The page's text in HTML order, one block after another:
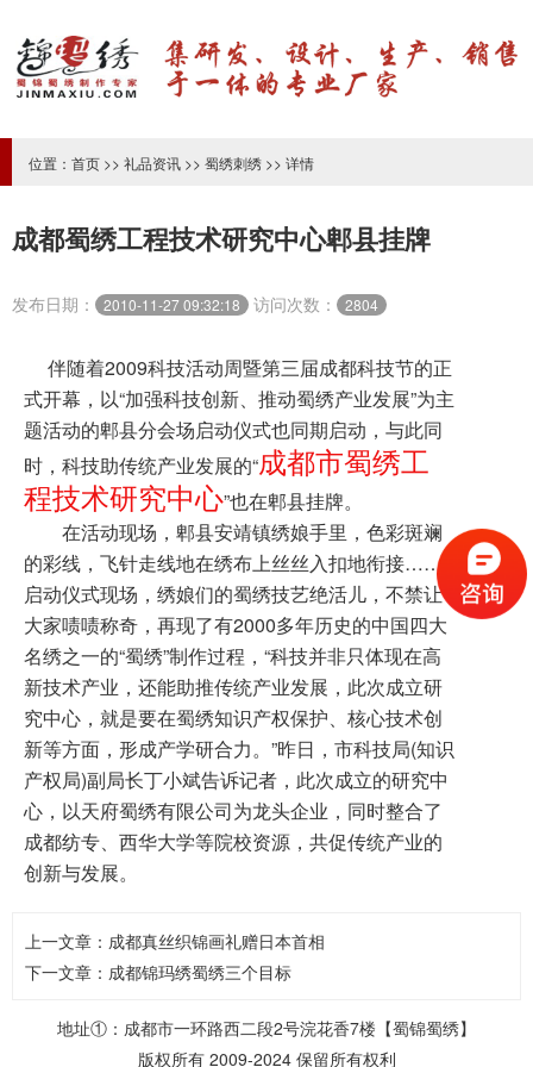
位置： 首页 >> 礼品资讯 >> 蜀绣刺绣 >> 详情
成都蜀绣工程技术研究中心郫县挂牌
发布日期： 2010-11-27 09:32:18 访问次数： 2804
伴随着2009科技活动周暨第三届成都科技节的正
式开幕，以“加强科技创新、推动蜀绣产业发展”为主
题活动的郫县分会场启动仪式也同期启动，与此同
时，科技助传统产业发展的“成都市蜀绣工
程技术研究中心”也在郫县挂牌。
在活动现场，郫县安靖镇绣娘手里，色彩斑斓
的彩线，飞针走线地在绣布上丝丝入扣地衔接……
启动仪式现场，绣娘们的蜀绣技艺绝活儿，不禁让
大家啧啧称奇，再现了有2000多年历史的中国四大
名绣之一的“蜀绣”制作过程，“科技并非只体现在高
新技术产业，还能助推传统产业发展，此次成立研
究中心，就是要在蜀绣知识产权保护、核心技术创
新等方面，形成产学研合力。”昨日，市科技局(知识
产权局)副局长丁小斌告诉记者，此次成立的研究中
心，以天府蜀绣有限公司为龙头企业，同时整合了
成都纺专、西华大学等院校资源，共促传统产业的
创新与发展。
上一文章： 成都真丝织锦画礼赠日本首相
下一文章： 成都锦玛绣蜀绣三个目标
地址①：成都市一环路西二段2号浣花香7楼【蜀锦蜀绣】
版权所有 2009-2024 保留所有权利